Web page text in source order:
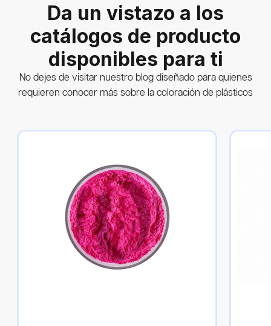
Da un vistazo a los
catálogos de producto
disponibles para ti
No dejes de visitar nuestro blog diseñado para quienes
requieren conocer más sobre la coloración de plásticos